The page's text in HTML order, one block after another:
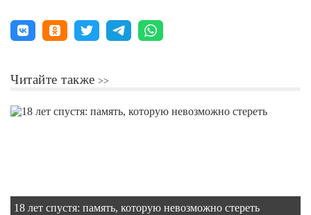
Читайте также
18 лет спустя: память, которую невозможно стереть